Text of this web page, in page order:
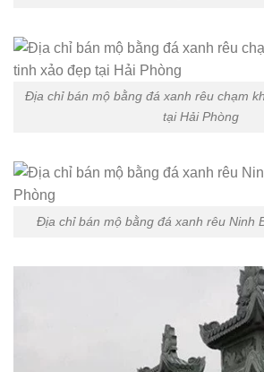
Địa chỉ bán mộ bằng đá xanh rêu chạm
tại Hải Phòng
Địa chỉ bán mộ bằng đá xanh rêu Ninh